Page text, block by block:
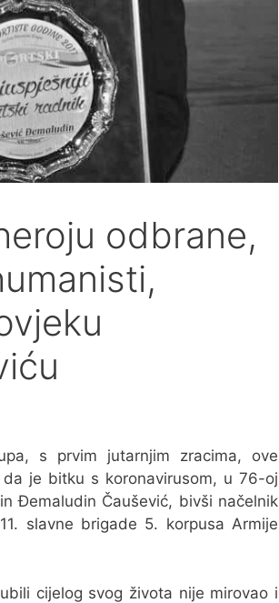
odbrane,
s prvim jutarnjim zracima, ove
je bitku s koronavirusom, u 76-oj
Đemaludin Čaušević, bivši načelnik
slavne brigade 5. korpusa Armije
cijelog svog života nije mirovao i